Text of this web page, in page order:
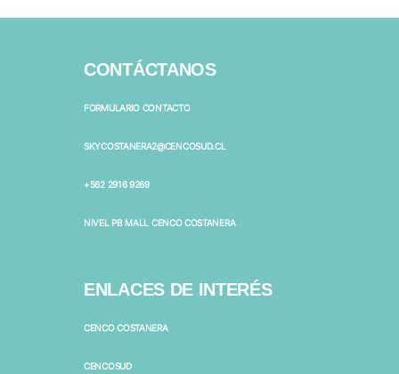
CONTÁCTANOS
FORMULARIO CONTACTO
SKYCOSTANERA2@CENCOSUD.CL
+562 2916 9269
NIVEL PB MALL CENCO COSTANERA
ENLACES DE INTERÉS
CENCO COSTANERA
CENCOSUD